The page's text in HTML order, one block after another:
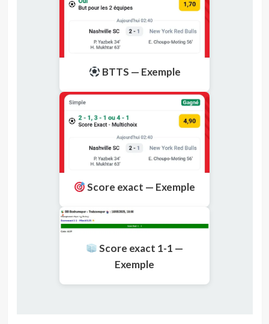
BTTS — Exemple
Score exact — Exemple
Score exact 1-1 —
Exemple